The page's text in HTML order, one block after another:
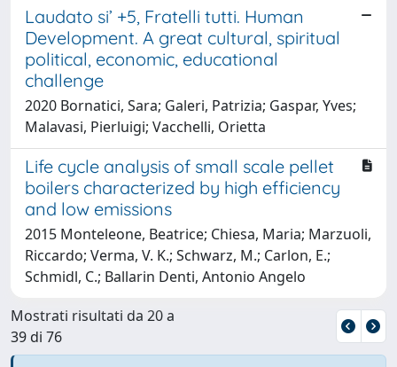
Laudato si’ +5, Fratelli tutti. Human
Development. A great cultural, spiritual
political, economic, educational
challenge
2020 Bornatici, Sara; Galeri, Patrizia; Gaspar, Yves;
Malavasi, Pierluigi; Vacchelli, Orietta
Life cycle analysis of small scale pellet
boilers characterized by high efficiency
and low emissions
2015 Monteleone, Beatrice; Chiesa, Maria; Marzuoli,
Riccardo; Verma, V. K.; Schwarz, M.; Carlon, E.;
Schmidl, C.; Ballarin Denti, Antonio Angelo
Mostrati risultati da 20 a
39 di 76